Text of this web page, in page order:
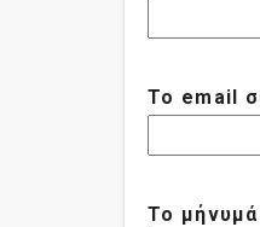
Το email
Το